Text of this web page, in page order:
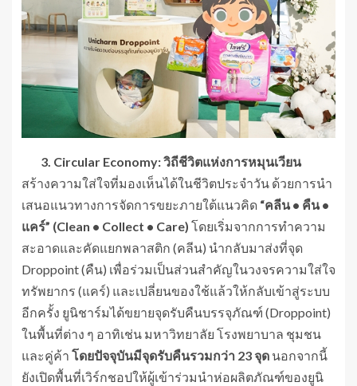
3. Circular Economy: วิถีชีวิตแห่งการหมุนเวียน
สร้างความใส่ใจที่มองเห็นได้ในชีวิตประจำวัน ด้วยการนำ
เสนอแนวทางการจัดการขยะภายใต้แนวคิด “คลีน • คืน •
แคร์” (Clean • Collect • Care) โดยเริ่มจากการทำความ
สะอาดและคัดแยกพลาสติก (คลีน) นำกลับมาส่งที่จุด
Droppoint (คืน) เพื่อร่วมเป็นส่วนสำคัญในวงจรความใส่ใจ
ทรัพยากร (แคร์) และเปลี่ยนของใช้แล้วให้กลับเข้าสู่ระบบ
อีกครั้ง ยูนิชาร์มได้ขยายจุดรับคืนบรรจุภัณฑ์ (Droppoint)
ในพื้นที่ต่าง ๆ อาทิเช่น มหาวิทยาลัย โรงพยาบาล ชุมชน
และคู่ค้า โดยปัจจุบันมีจุดรับคืนรวมกว่า 23 จุด นอกจากนี้
ยังเปิดพื้นที่เวิร์กชอปให้ผู้เข้าร่วมนำห่อผลิตภัณฑ์ของยูนิ